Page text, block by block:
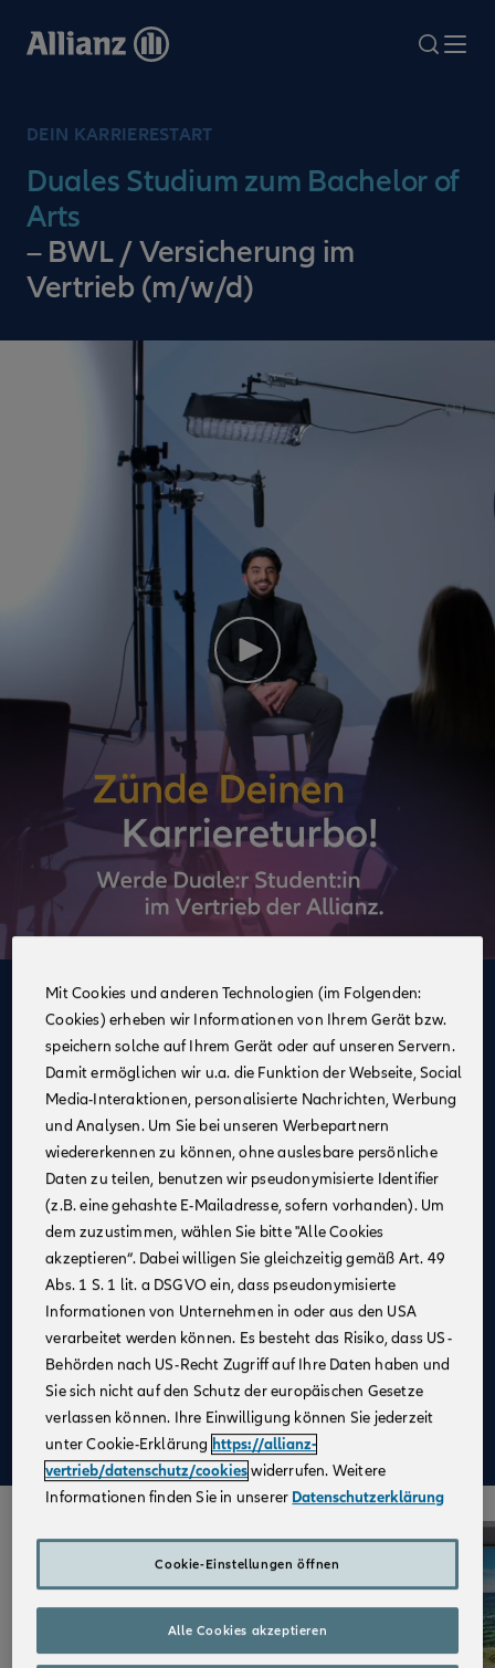
zum
search
DEIN KARRIERESTART
Duales Studium zum Bachelor of
Arts
– BWL / Versicherung im
Vertrieb (m/w/d)
Deine Vorteile
im Vertrieb der Allianz
Attraktive monatliche Vergütung(ab 10/2026):
1. Jahr: 1.688 €
2. Jahr: 1.777 €
3. Jahr: 1.879 €
Zusätzliche Leistungen: Urlaubs- und
Weihnachtsgeld sowie Erfolgsbeteiligung
Karrierechancen: Nach erfolgreichem Abschluss eine
individuelle Karriereplanung in einem
Großunternehmen
Modernes Arbeitsumfeld
: Arbeiten bei einem
innovativen Arbeitgeber in einem agilen Team
Mehr zu Deinen Vorteilen im Vertrieb der Allianz
Mit Cookies und anderen Technologien (im Folgenden:
Cookies) erheben wir Informationen von Ihrem Gerät bzw.
speichern solche auf Ihrem Gerät oder auf unseren Servern.
Damit ermöglichen wir u.a. die Funktion der Webseite, Social
Media-Interaktionen, personalisierte Nachrichten, Werbung
und Analysen. Um Sie bei unseren Werbepartnern
wiedererkennen zu können, ohne auslesbare persönliche
Daten zu teilen, benutzen wir pseudonymisierte Identifier
(z.B. eine gehashte E-Mailadresse, sofern vorhanden). Um
dem zuzustimmen, wählen Sie bitte "Alle Cookies
akzeptieren“. Dabei willigen Sie gleichzeitig gemäß Art. 49
Abs. 1 S. 1 lit. a DSGVO ein, dass pseudonymisierte
Informationen von Unternehmen in oder aus den USA
verarbeitet werden können. Es besteht das Risiko, dass US-
Behörden nach US-Recht Zugriff auf Ihre Daten haben und
Sie sich nicht auf den Schutz der europäischen Gesetze
verlassen können. Ihre Einwilligung können Sie jederzeit
unter Cookie-Erklärung https://allianz-
vertrieb/datenschutz/cookieswiderrufen. Weitere
Informationen finden Sie in unserer Datenschutzerklärung
Cookie-Einstellungen öffnen
Alle Cookies akzeptieren